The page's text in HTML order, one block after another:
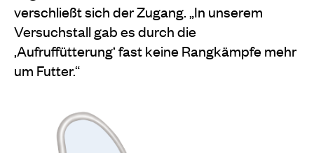
verschließt sich der Zugang. „In unserem
Versuchstall gab es durch die
,Aufruffütterung‘ fast keine Rangkämpfe mehr
um Futter.“